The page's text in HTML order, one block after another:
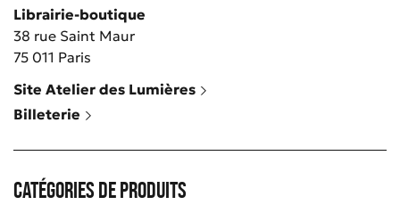
Librairie-boutique
38 rue Saint Maur
75 011 Paris
Site Atelier des Lumières
Billeterie
Catégories de produits